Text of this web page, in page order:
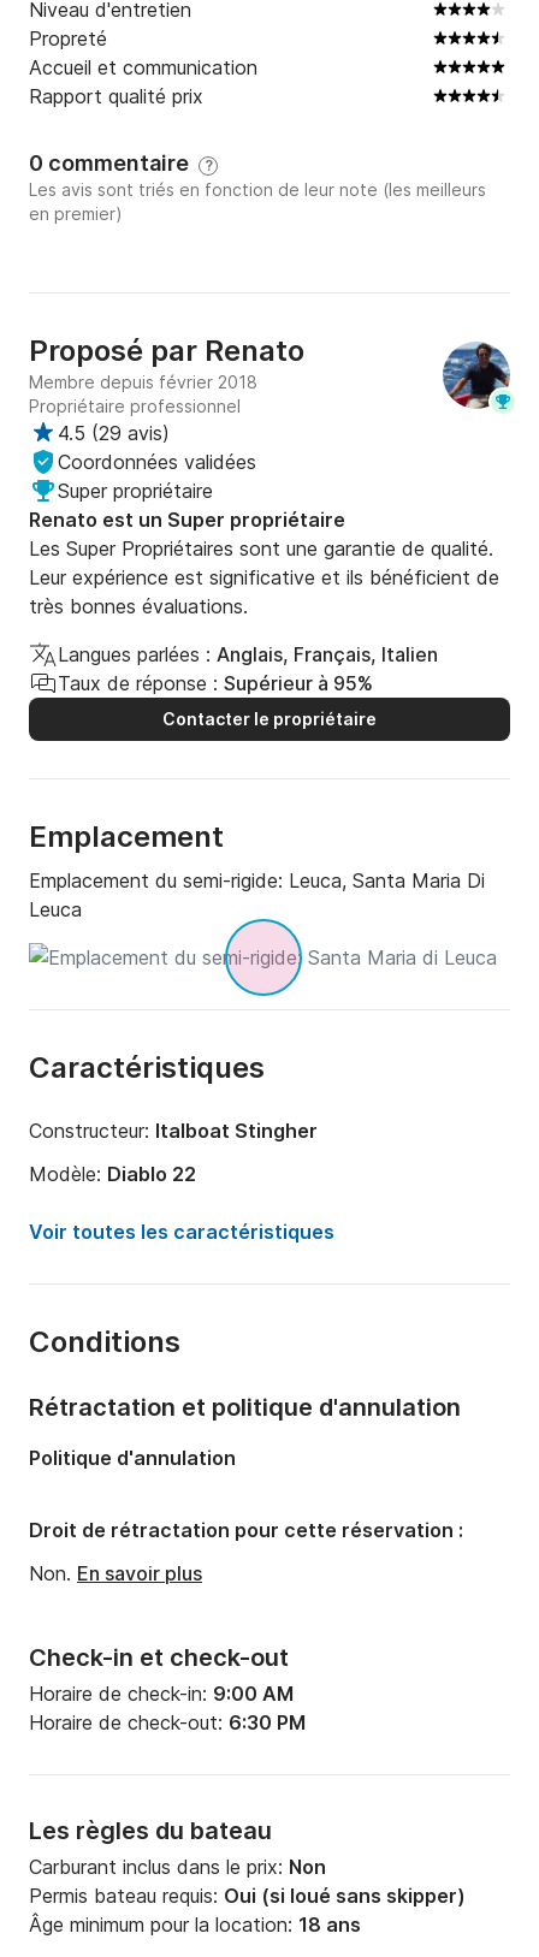
Niveau d'entretien
Propreté
Accueil et communication
Rapport qualité prix
0 commentaire ?
Les avis sont triés en fonction de leur note (les meilleurs
en premier)
Proposé par Renato
Membre depuis février 2018
Propriétaire professionnel
4.5 (29 avis)
Coordonnées validées
Super propriétaire
Renato est un Super propriétaire
Les Super Propriétaires sont une garantie de qualité.
Leur expérience est significative et ils bénéficient de
très bonnes évaluations.
Langues parlées : Anglais, Français, Italien
Taux de réponse : Supérieur à 95%
Contacter le propriétaire
Emplacement
Emplacement du semi-rigide: Leuca, Santa Maria Di
Leuca
Caractéristiques
Constructeur: Italboat Stingher
Modèle: Diablo 22
Puissance moteur:
200cv
Capacité à bord:
Voir toutes les caractéristiques
Conditions
Check-in et check-out
Horaire de check-in: 9:00 AM
Horaire de check-out: 6:30 PM
Les règles du bateau
Carburant inclus dans le prix: Non
Permis bateau requis: Oui (si loué sans skipper)
Âge minimum pour la location: 18 ans
Rétractation et politique d'annulation
Politique d'annulation
Droit de rétractation pour cette réservation :
Non. En savoir plus